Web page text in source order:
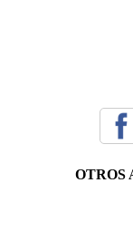
OTROS